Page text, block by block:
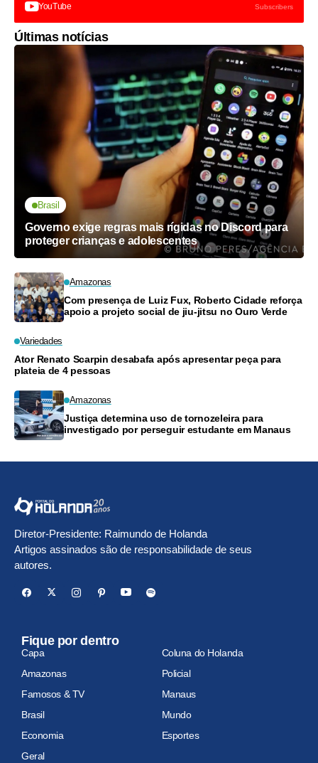
YouTube Subscribers
Últimas notícias
Brasil
Governo exige regras mais rígidas no Discord para
proteger crianças e adolescentes
Amazonas
Com presença de Luiz Fux, Roberto Cidade reforça
apoio a projeto social de jiu-jitsu no Ouro Verde
Variedades
Ator Renato Scarpin desabafa após apresentar peça para
plateia de 4 pessoas
Amazonas
Justiça determina uso de tornozeleira para
investigado por perseguir estudante em Manaus
Diretor-Presidente: Raimundo de Holanda
Artigos assinados são de responsabilidade de seus
autores.
Fique por dentro
Capa
Coluna do Holanda
Amazonas
Policial
Famosos & TV
Manaus
Brasil
Mundo
Economia
Esportes
Geral